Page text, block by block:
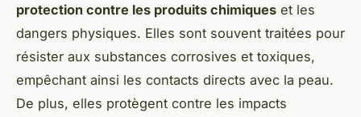
protection contre les produits chimiques et les
dangers physiques. Elles sont souvent traitées pour
résister aux substances corrosives et toxiques,
empêchant ainsi les contacts directs avec la peau.
De plus, elles protègent contre les impacts